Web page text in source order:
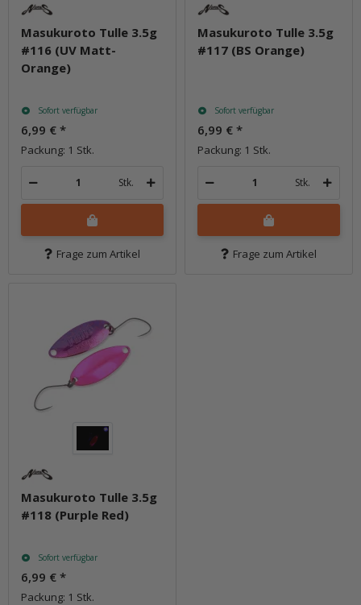
Masukuroto Tulle 3.5g
#116 (UV Matt-
Orange)
Sofort verfügbar
6,99 € *
Packung: 1 Stk.
Stk.
Frage zum Artikel
Masukuroto Tulle 3.5g
#117 (BS Orange)
Sofort verfügbar
6,99 € *
Packung: 1 Stk.
Stk.
Frage zum Artikel
Masukuroto Tulle 3.5g
#118 (Purple Red)
Sofort verfügbar
6,99 € *
Packung: 1 Stk.